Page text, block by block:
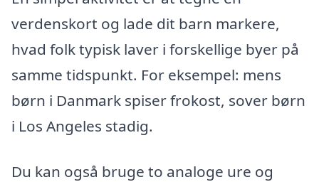
verdenskort og lade dit barn markere,
hvad folk typisk laver i forskellige byer på
samme tidspunkt. For eksempel: mens
børn i Danmark spiser frokost, sover børn
i Los Angeles stadig.
Du kan også bruge to analoge ure og